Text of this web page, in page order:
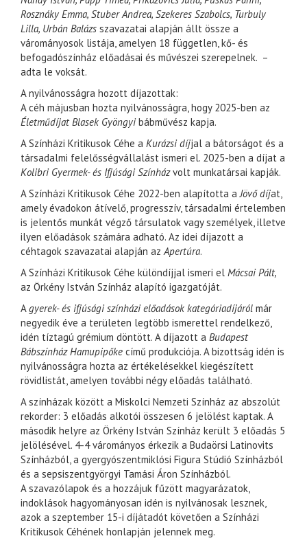
Rosznáky Emma, Stuber Andrea, Szekeres Szabolcs, Turbuly
Lilla, Urbán Balázs szavazatai alapján állt össze a
várományosok listája, amelyen 18 független, kő- és
befogadószínház előadásai és művészei szerepelnek. –
adta le voksát.
A nyilvánosságra hozott díjazottak:
A céh májusban hozta nyilvánosságra, hogy 2025-ben az
Életműdíjat Blasek Gyöngyibábművész kapja.
A Színházi Kritikusok Céhe a Kurázsi díjjal a bátorságot és a
társadalmi felelősségvállalást ismeri el. 2025-ben a díjat a
Kolibri Gyermek- és Ifjúsági Színházvolt munkatársai kapják.
A Színházi Kritikusok Céhe 2022-ben alapította a Jövő díjat,
amely évadokon átívelő, progresszív, társadalmi értelemben
is jelentős munkát végző társulatok vagy személyek, illetve
ilyen előadások számára adható. Az idei díjazott a
céhtagok szavazatai alapján az Apertúra.
A Színházi Kritikusok Céhe különdíjjal ismeri el Mácsai Pált,
az Örkény István Színház alapító igazgatóját.
Agyerek- és ifjúsági színházi előadások kategóriadíjáról már
negyedik éve a területen legtöbb ismerettel rendelkező,
idén tíztagú grémium döntött. A díjazott a Budapest
Bábszínház Hamupipőke című produkciója. A bizottság idén is
nyilvánosságra hozta az értékelésekkel kiegészített
rövidlistát, amelyen további négy előadás található.
A színházak között a Miskolci Nemzeti Színház az abszolút
rekorder: 3 előadás alkotói összesen 6 jelölést kaptak. A
második helyre az Örkény István Színház került 3 előadás 5
jelölésével. 4-4 várományos érkezik a Budaörsi Latinovits
Színházból, a gyergyószentmiklósi Figura Stúdió Színházból
és a sepsiszentgyörgyi Tamási Áron Színházból.
A szavazólapok és a hozzájuk fűzött magyarázatok,
indoklások hagyományosan idén is nyilvánosak lesznek,
azok a szeptember 15-i díjátadót követően a Színházi
Kritikusok Céhének honlapján jelennek meg.